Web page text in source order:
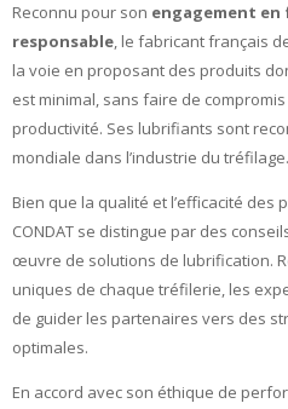
Reconnu pour son engagement en
responsable, le fabricant français
la voie en proposant des produits
est minimal, sans faire de
productivité. Ses lubrifiants sont
mondiale dans l’industrie du tréfilage.
Bien que la qualité et l’efficacité
CONDAT se distingue par des
œuvre de solutions de lubrification.
uniques de chaque tréfilerie, les
de guider les partenaires vers des
optimales.
En accord avec son éthique de